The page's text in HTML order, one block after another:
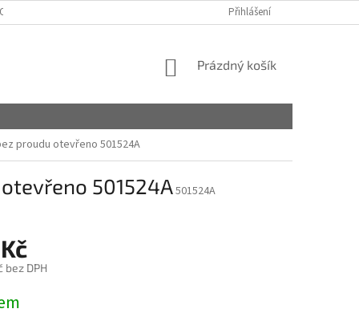
ÚDAJŮ Přihlášení
NÁKUPNÍ
Prázdný košík
proudu otevřeno 501524A
501524A501524A
bez DPH